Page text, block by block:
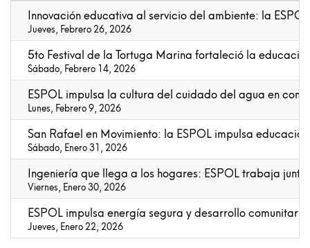
Innovación educativa al servicio del ambiente: la
Jueves, Febrero 26, 2026
5to Festival de la Tortuga Marina fortaleció la
Sábado, Febrero 14, 2026
ESPOL impulsa la cultura del cuidado del agua en
Lunes, Febrero 9, 2026
San Rafael en Movimiento: la ESPOL impulsa
Sábado, Enero 31, 2026
Ingeniería que llega a los hogares: ESPOL trabaja
Viernes, Enero 30, 2026
ESPOL impulsa energía segura y desarrollo
Jueves, Enero 22, 2026